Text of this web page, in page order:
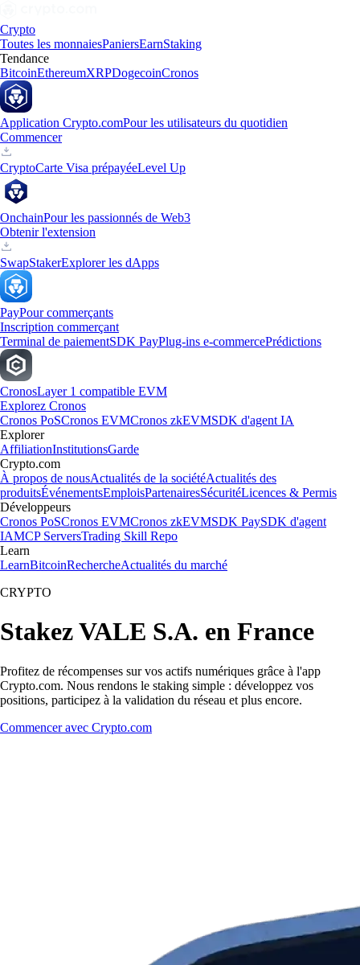
Crypto
Toutes les monnaiesPaniersEarnStaking
Tendance
BitcoinEthereumXRPDogecoinCronos
Application Crypto.comPour les utilisateurs du quotidien
Commencer
CryptoCarte Visa prépayéeLevel Up
OnchainPour les passionnés de Web3
Obtenir l'extension
SwapStakerExplorer les dApps
PayPour commerçants
Inscription commerçant
Terminal de paiementSDK PayPlug-ins e-commercePrédictions
CronosLayer 1 compatible EVM
Explorez Cronos
Cronos PoSCronos EVMCronos zkEVMSDK d'agent IA
Explorer
AffiliationInstitutionsGarde
Crypto.com
À propos de nousActualités de la sociétéActualités des
produitsÉvénementsEmploisPartenairesSécuritéLicences & Permis
Développeurs
Cronos PoSCronos EVMCronos zkEVMSDK PaySDK d'agent
IAMCP ServersTrading Skill Repo
Learn
LearnBitcoinRechercheActualités du marché
CRYPTO
Stakez VALE S.A. en France
Profitez de récompenses sur vos actifs numériques grâce à l'app
Crypto.com. Nous rendons le staking simple : développez vos
positions, participez à la validation du réseau et plus encore.
Commencer avec Crypto.com